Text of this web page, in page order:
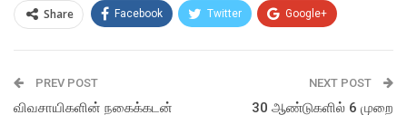
Share Facebook Twitter Google+
Email
PREV POST
விவசாயிகளின் நகைக்கடன்
NEXT POST
30 ஆண்டுகளில் 6 முறை